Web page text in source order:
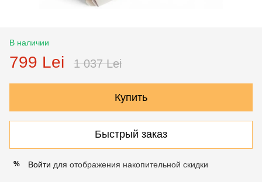
В наличии
799 Lei 1 037 Lei
Купить
Быстрый заказ
% Войти для отображения накопительной скидки